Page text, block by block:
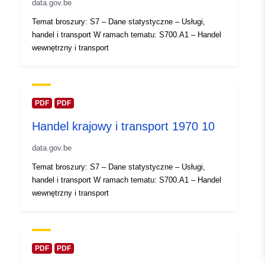
Zaktualizowano dane.europa.eu:
Typ: Polygon
Identyfikatory: Q14629#ID
uriRef:
data.gov.be
Temat broszury: S7 – Dane statystyczne – Usługi,
handel i transport W ramach tematu: S700.A1 – Handel
wewnętrzny i transport
PDF PDF
Handel krajowy i transport 1970 10
data.gov.be
Temat broszury: S7 – Dane statystyczne – Usługi,
handel i transport W ramach tematu: S700.A1 – Handel
wewnętrzny i transport
PDF PDF